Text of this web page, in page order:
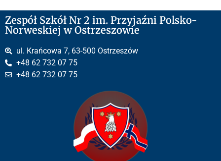
Zespół Szkół Nr 2 im. Przyjaźni Polsko-
Norweskiej w Ostrzeszowie
ul. Krańcowa 7, 63-500 Ostrzeszów
+48 62 732 07 75
+48 62 732 07 75